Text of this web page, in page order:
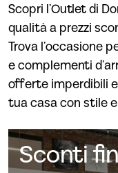
Scopri l’Outlet di
qualità a prezzi
Trova l’occasione
e complementi
offerte imperdibili
tua casa con stile
Sconti